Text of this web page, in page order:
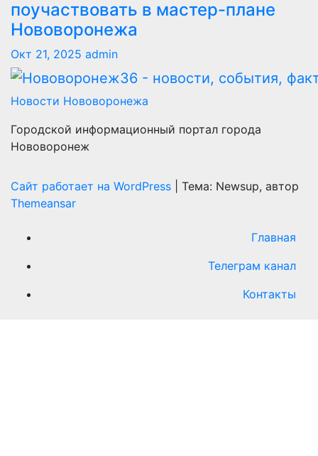
поучаствовать в мастер-плане
Нововоронежа
Окт 21, 2025 admin
Новости Нововоронежа
Городской информационный портал города
Нововоронеж
Сайт работает на WordPress
Тема: Newsup, автор
Themeansar
Главная
Телеграм канал
Контакты